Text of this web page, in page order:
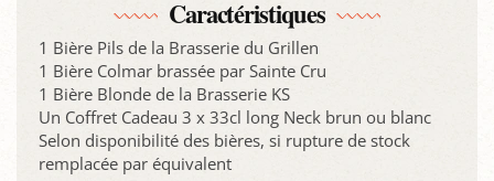
Caractéristiques
1 Bière Pils de la Brasserie du Grillen
1 Bière Colmar brassée par Sainte Cru
1 Bière Blonde de la Brasserie KS
Un Coffret Cadeau 3 x 33cl long Neck brun ou blanc
Selon disponibilité des bières, si rupture de stock
remplacée par équivalent